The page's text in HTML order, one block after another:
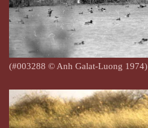
(#003288 © Anh Galat-Luong 1974)